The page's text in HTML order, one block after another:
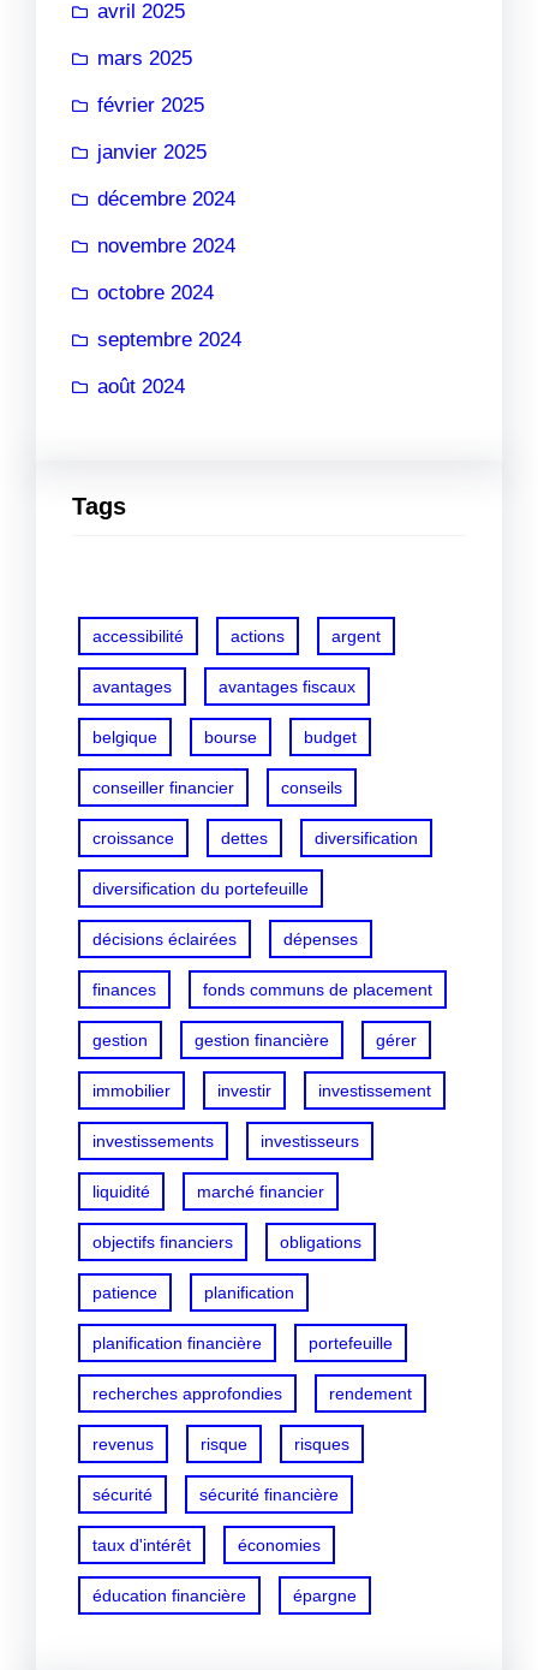
avril 2025
mars 2025
février 2025
janvier 2025
décembre 2024
novembre 2024
octobre 2024
septembre 2024
août 2024
Tags
accessibilité actions argent
avantages avantages fiscaux
belgique bourse budget
conseiller financier conseils
croissance dettes diversification
diversification du portefeuille
décisions éclairées dépenses
finances fonds communs de placement
gestion gestion financière gérer
immobilier investir investissement
investissements investisseurs
liquidité marché financier
objectifs financiers obligations
patience planification
planification financière portefeuille
recherches approfondies rendement
revenus risque risques
sécurité sécurité financière
taux d'intérêt économies
éducation financière épargne